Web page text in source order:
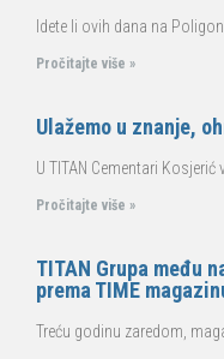
Idete li ovih dana na
Pročitajte više »
Ulažemo u znanje,
U TITAN Cementari
Pročitajte više »
TITAN Grupa među
prema TIME
Treću godinu zaredom,